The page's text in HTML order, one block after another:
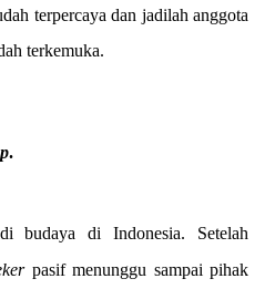
terpercaya dan jadilah anggota
terkemuka.
.
budaya di Indonesia. Setelah
pasif menunggu sampai pihak